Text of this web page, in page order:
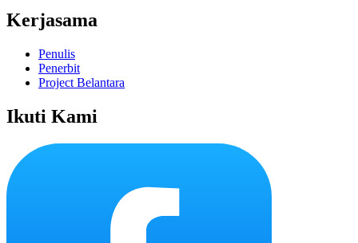
Kerjasama
Penulis
Penerbit
Project Belantara
Ikuti Kami